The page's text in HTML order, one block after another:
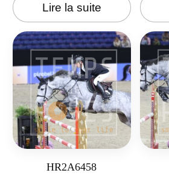
Lire la suite
HR2A6458